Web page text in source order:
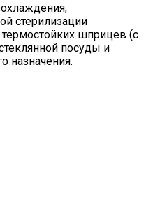
стерилизации
термостойких шприцев (с
посуды и
назначения.